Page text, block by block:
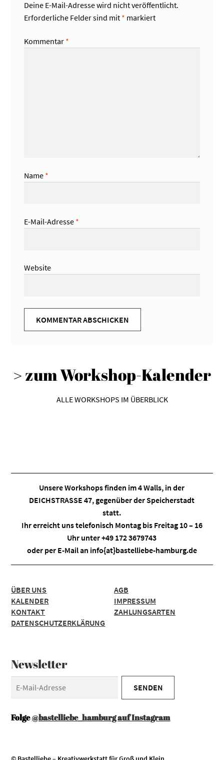
Deine E-Mail-Adresse wird nicht veröffentlicht.
Erforderliche Felder sind mit * markiert
Kommentar *
Name *
E-Mail-Adresse *
Website
> zum Workshop-Kalender
ALLE WORKSHOPS IM ÜBERBLICK
Unsere Workshops finden im4 Walls, in der
DEICHSTRASSE 47, gegenüber der Speicherstadt
statt.
Ihr erreicht uns telefonisch Montag bis Freitag 10 – 16
Uhr unter +49 172 3679743
oder per E-Mail an info{at}bastelliebe-hamburg.de
ÜBER UNS
KALENDER
KONTAKT
DATENSCHUTZERKLÄRUNG
AGB
IMPRESSUM
ZAHLUNGSARTEN
Newsletter
Folge@bastelliebe_hamburg auf Instagram